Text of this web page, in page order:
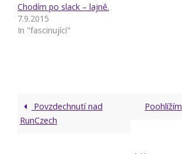
Chodím po slack – lajně.
7.9.2015
In "fascinující"
Povzdechnutí nad
RunCzech